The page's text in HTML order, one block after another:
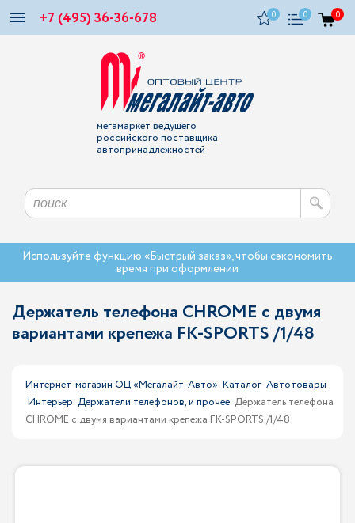
+7 (495) 36-36-678 0 0 0
мегамаркет ведущего
российского поставщика
автопринадлежностей
Используйте функцию «Быстрый заказ», чтобы сэкономить
время при оформлении
Держатель телефона CHROME с двумя
вариантами крепежа FK-SPORTS /1/48
Интернет-магазин ОЦ «Мегалайт-Авто» Каталог Автотовары
Интерьер Держатели телефонов, и прочее Держатель телефона
CHROME с двумя вариантами крепежа FK-SPORTS /1/48